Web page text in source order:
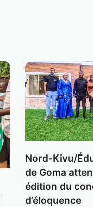
Nord-Kivu/
de Goma
édition du
d’éloquence